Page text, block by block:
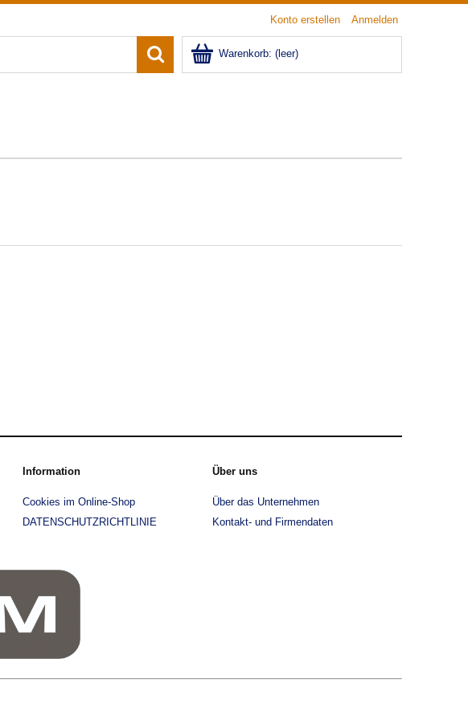
Konto erstellen Anmelden
Warenkorb: (leer)
Information
Cookies im Online-Shop
DATENSCHUTZRICHTLINIE
Über uns
Über das Unternehmen
Kontakt- und Firmendaten